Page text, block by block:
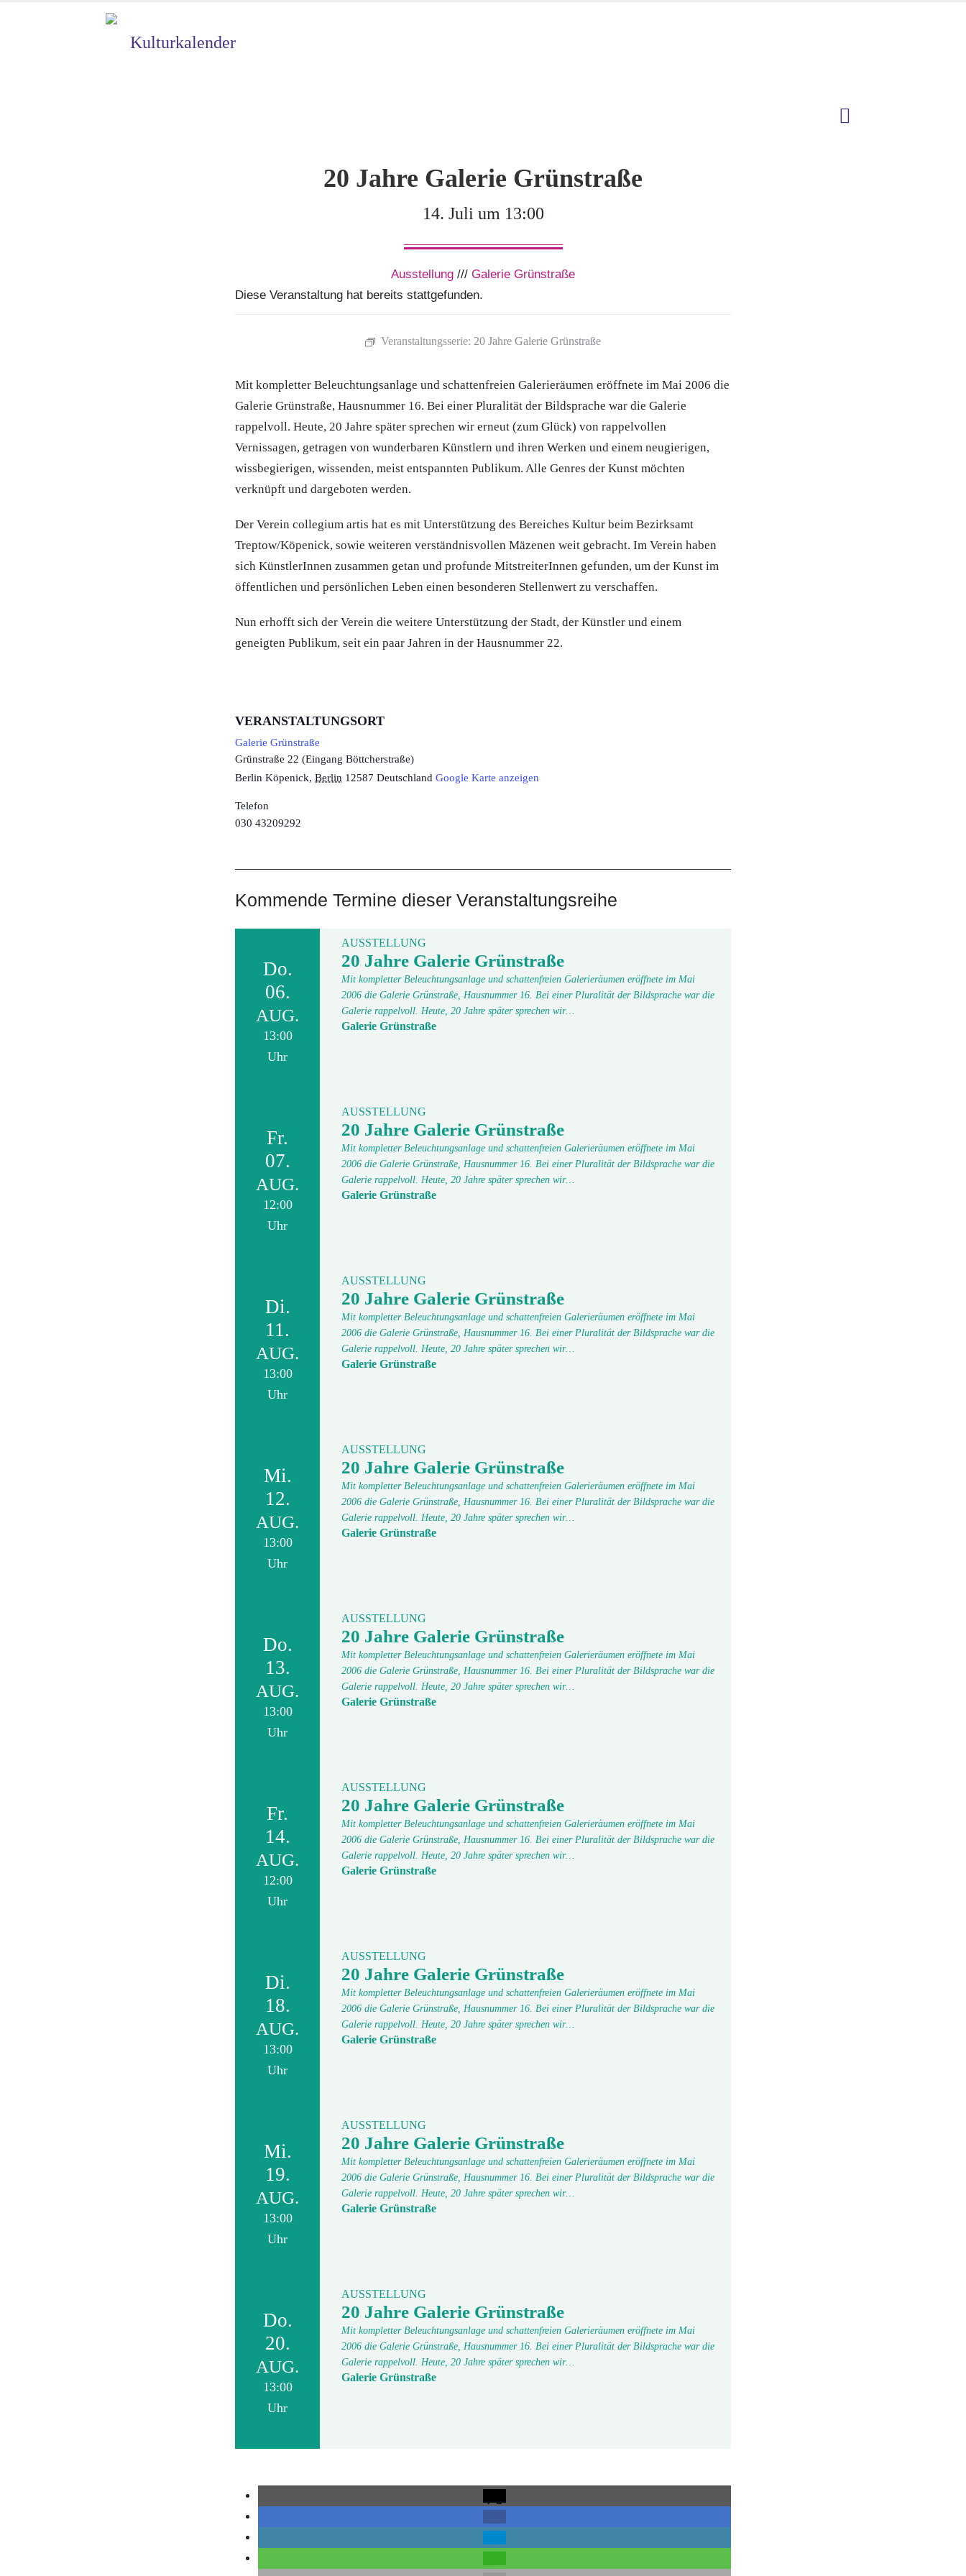
Kulturkalender
20 Jahre Galerie Grünstraße
14. Juli um 13:00
Ausstellung /// Galerie Grünstraße
Diese Veranstaltung hat bereits stattgefunden.
Veranstaltungsserie: 20 Jahre Galerie Grünstraße
Mit kompletter Beleuchtungsanlage und schattenfreien Galerieräumen eröffnete im Mai 2006 die
Galerie Grünstraße, Hausnummer 16. Bei einer Pluralität der Bildsprache war die Galerie
rappelvoll. Heute, 20 Jahre später sprechen wir erneut (zum Glück) von rappelvollen
Vernissagen, getragen von wunderbaren Künstlern und ihren Werken und einem neugierigen,
wissbegierigen, wissenden, meist entspannten Publikum. Alle Genres der Kunst möchten
verknüpft und dargeboten werden.
Der Verein collegium artis hat es mit Unterstützung des Bereiches Kultur beim Bezirksamt
Treptow/Köpenick, sowie weiteren verständnisvollen Mäzenen weit gebracht. Im Verein haben
sich KünstlerInnen zusammen getan und profunde MitstreiterInnen gefunden, um der Kunst im
öffentlichen und persönlichen Leben einen besonderen Stellenwert zu verschaffen.
Nun erhofft sich der Verein die weitere Unterstützung der Stadt, der Künstler und einem
geneigten Publikum, seit ein paar Jahren in der Hausnummer 22.
VERANSTALTUNGSORT
Galerie Grünstraße
Grünstraße 22 (Eingang Böttcherstraße)
Berlin Köpenick, Berlin 12587 Deutschland Google Karte anzeigen
Telefon
030 43209292
Kommende Termine dieser Veranstaltungsreihe
Do.
06.
AUG.
13:00
Uhr
AUSSTELLUNG
20 Jahre Galerie Grünstraße
Mit kompletter Beleuchtungsanlage und schattenfreien Galerieräumen eröffnete im Mai
2006 die Galerie Grünstraße, Hausnummer 16. Bei einer Pluralität der Bildsprache war die
Galerie rappelvoll. Heute, 20 Jahre später sprechen wir…
Galerie Grünstraße
Fr.
07.
AUG.
12:00
Uhr
AUSSTELLUNG
20 Jahre Galerie Grünstraße
Mit kompletter Beleuchtungsanlage und schattenfreien Galerieräumen eröffnete im Mai
2006 die Galerie Grünstraße, Hausnummer 16. Bei einer Pluralität der Bildsprache war die
Galerie rappelvoll. Heute, 20 Jahre später sprechen wir…
Galerie Grünstraße
Di.
11.
AUG.
13:00
Uhr
AUSSTELLUNG
20 Jahre Galerie Grünstraße
Mit kompletter Beleuchtungsanlage und schattenfreien Galerieräumen eröffnete im Mai
2006 die Galerie Grünstraße, Hausnummer 16. Bei einer Pluralität der Bildsprache war die
Galerie rappelvoll. Heute, 20 Jahre später sprechen wir…
Galerie Grünstraße
Mi.
12.
AUG.
13:00
Uhr
AUSSTELLUNG
20 Jahre Galerie Grünstraße
Mit kompletter Beleuchtungsanlage und schattenfreien Galerieräumen eröffnete im Mai
2006 die Galerie Grünstraße, Hausnummer 16. Bei einer Pluralität der Bildsprache war die
Galerie rappelvoll. Heute, 20 Jahre später sprechen wir…
Galerie Grünstraße
Do.
13.
AUG.
13:00
Uhr
AUSSTELLUNG
20 Jahre Galerie Grünstraße
Mit kompletter Beleuchtungsanlage und schattenfreien Galerieräumen eröffnete im Mai
2006 die Galerie Grünstraße, Hausnummer 16. Bei einer Pluralität der Bildsprache war die
Galerie rappelvoll. Heute, 20 Jahre später sprechen wir…
Galerie Grünstraße
Fr.
14.
AUG.
12:00
Uhr
AUSSTELLUNG
20 Jahre Galerie Grünstraße
Mit kompletter Beleuchtungsanlage und schattenfreien Galerieräumen eröffnete im Mai
2006 die Galerie Grünstraße, Hausnummer 16. Bei einer Pluralität der Bildsprache war die
Galerie rappelvoll. Heute, 20 Jahre später sprechen wir…
Galerie Grünstraße
Di.
18.
AUG.
13:00
Uhr
AUSSTELLUNG
20 Jahre Galerie Grünstraße
Mit kompletter Beleuchtungsanlage und schattenfreien Galerieräumen eröffnete im Mai
2006 die Galerie Grünstraße, Hausnummer 16. Bei einer Pluralität der Bildsprache war die
Galerie rappelvoll. Heute, 20 Jahre später sprechen wir…
Galerie Grünstraße
Mi.
19.
AUG.
13:00
Uhr
AUSSTELLUNG
20 Jahre Galerie Grünstraße
Mit kompletter Beleuchtungsanlage und schattenfreien Galerieräumen eröffnete im Mai
2006 die Galerie Grünstraße, Hausnummer 16. Bei einer Pluralität der Bildsprache war die
Galerie rappelvoll. Heute, 20 Jahre später sprechen wir…
Galerie Grünstraße
Do.
20.
AUG.
13:00
Uhr
AUSSTELLUNG
20 Jahre Galerie Grünstraße
Mit kompletter Beleuchtungsanlage und schattenfreien Galerieräumen eröffnete im Mai
2006 die Galerie Grünstraße, Hausnummer 16. Bei einer Pluralität der Bildsprache war die
Galerie rappelvoll. Heute, 20 Jahre später sprechen wir…
Galerie Grünstraße